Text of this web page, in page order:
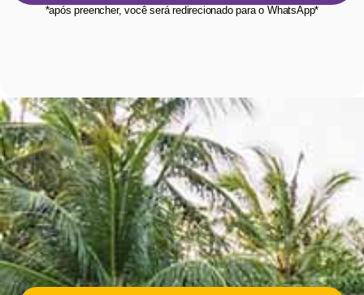
*após preencher, você será redirecionado para o WhatsApp*